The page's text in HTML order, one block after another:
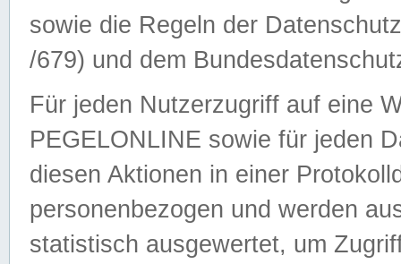
sowie die Regeln der
/679) und dem
Für jeden Nutzerzugriff auf eine
PEGELONLINE sowie für jeden
diesen Aktionen in einer
personenbezogen und werden
statistisch ausgewertet, um